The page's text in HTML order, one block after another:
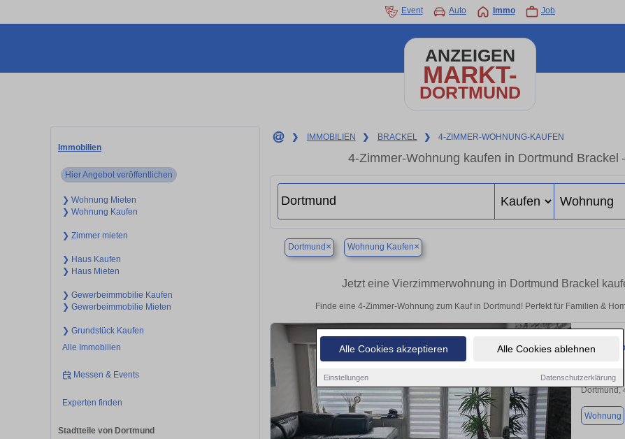
Alle Cookies akzeptieren Alle Cookies ablehnen
Einstellungen Datenschutzerklärung
Event Auto Immo Job
ANZEIGEN
MARKT-
DORTMUND
Immobilien
Hier Angebot veröffentlichen
❯ Wohnung Mieten
❯ Wohnung Kaufen
❯ Zimmer mieten
❯ Haus Kaufen
❯ Haus Mieten
❯ Gewerbeimmobilie Kaufen
❯ Gewerbeimmobilie Mieten
❯ Grundstück Kaufen
Alle Immobilien
Messen & Events
Experten finden
Stadtteile von Dortmund
❯ IMMOBILIEN ❯ BRACKEL ❯ 4-ZIMMER-WOHNUNG-KAUFEN
4-Zimmer-Wohnung kaufen in Dortmund
Dortmund × Wohnung Kaufen×
Jetzt eine Vierzimmerwohnung in Dortmund Brackel
Finde eine 4-Zimmer-Wohnung zum Kauf in Dortmund! Perfekt für Familien &
Schöne
Dortmund,
Wohnung